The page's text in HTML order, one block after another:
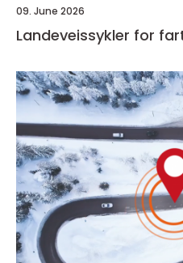
09. June 2026
Landeveissykler for